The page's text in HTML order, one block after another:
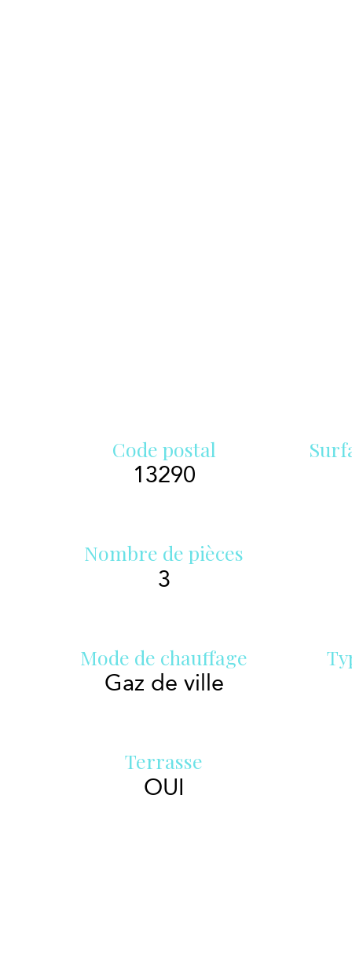
Code postal
13290
Nombre de pièces
3
Mode de chauffage
Gaz de ville
Terrasse
OUI